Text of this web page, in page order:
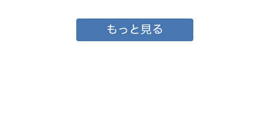
もっと見る